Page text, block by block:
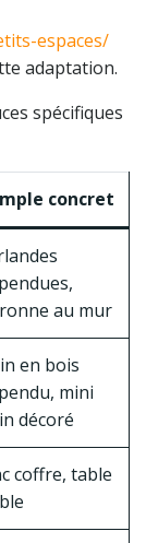
espaces/
adaptation.
spécifiques
concret
au mur
en bois
mini
décoré
coffre, table